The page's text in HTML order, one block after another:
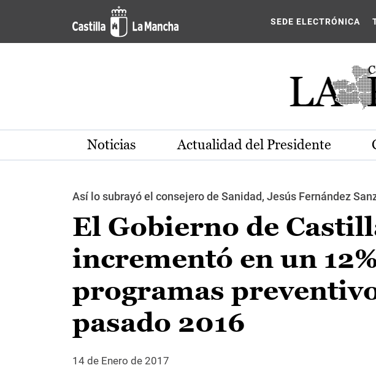
Pasar al contenido principal
SEDE ELECTRÓNICA
Noticias Actualidad del Presidente
Así lo subrayó el consejero de Sanidad, Jesús Fernández
El Gobierno de
incrementó en un
programas
pasado 2016
14 de Enero de 2017